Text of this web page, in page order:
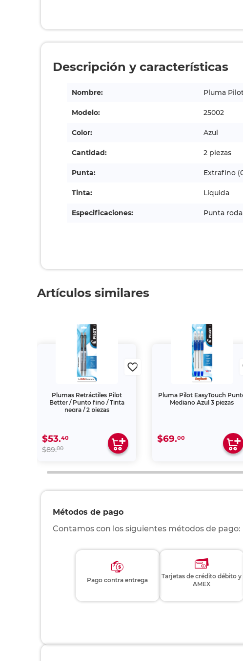
Descripción y características
Nombre: Pluma
Modelo: 25002
Color: Azul
Cantidad: 2 piezas
Punta: Extrafino
Tinta: Líquida
Especificaciones: Punta
Artículos similares
Plumas Retráctiles Pilot
Better / Punto fino / Tinta
negra / 2 piezas
$53.40
$89.00
Pluma Pilot EasyTouch
Mediano Azul 3 piezas
$69.00
Métodos de pago
Contamos con los siguientes métodos de pago:
Pago contra entrega
Tarjetas de crédito débito y
AMEX